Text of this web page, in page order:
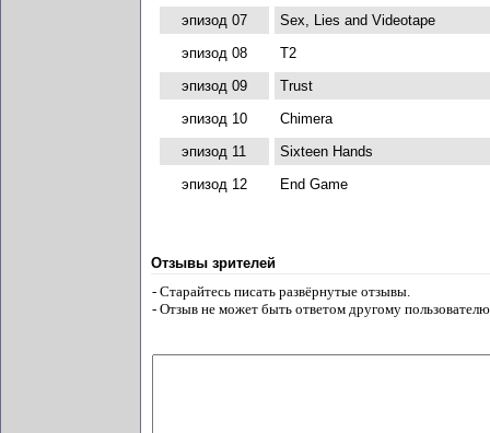
эпизод 07
Sex, Lies and Videotape
эпизод 08
T2
эпизод 09
Trust
эпизод 10
Chimera
эпизод 11
Sixteen Hands
эпизод 12
End Game
Отзывы зрителей
- Старайтесь писать развёрнутые отзывы.
- Отзыв не может быть ответом другому